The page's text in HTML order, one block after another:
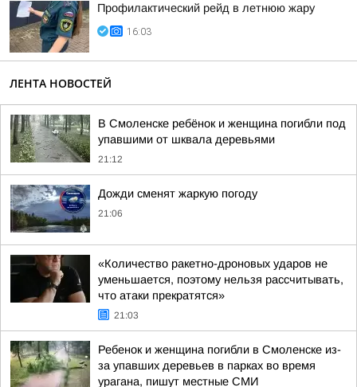
Профилактический рейд в летнюю жару
16:03
ЛЕНТА НОВОСТЕЙ
В Смоленске ребёнок и женщина погибли под
упавшими от шквала деревьями
21:12
Дожди сменят жаркую погоду
21:06
«Количество ракетно-дроновых ударов не
уменьшается, поэтому нельзя рассчитывать,
что атаки прекратятся»
21:03
Ребенок и женщина погибли в Смоленске из-
за упавших деревьев в парках во время
урагана, пишут местные СМИ